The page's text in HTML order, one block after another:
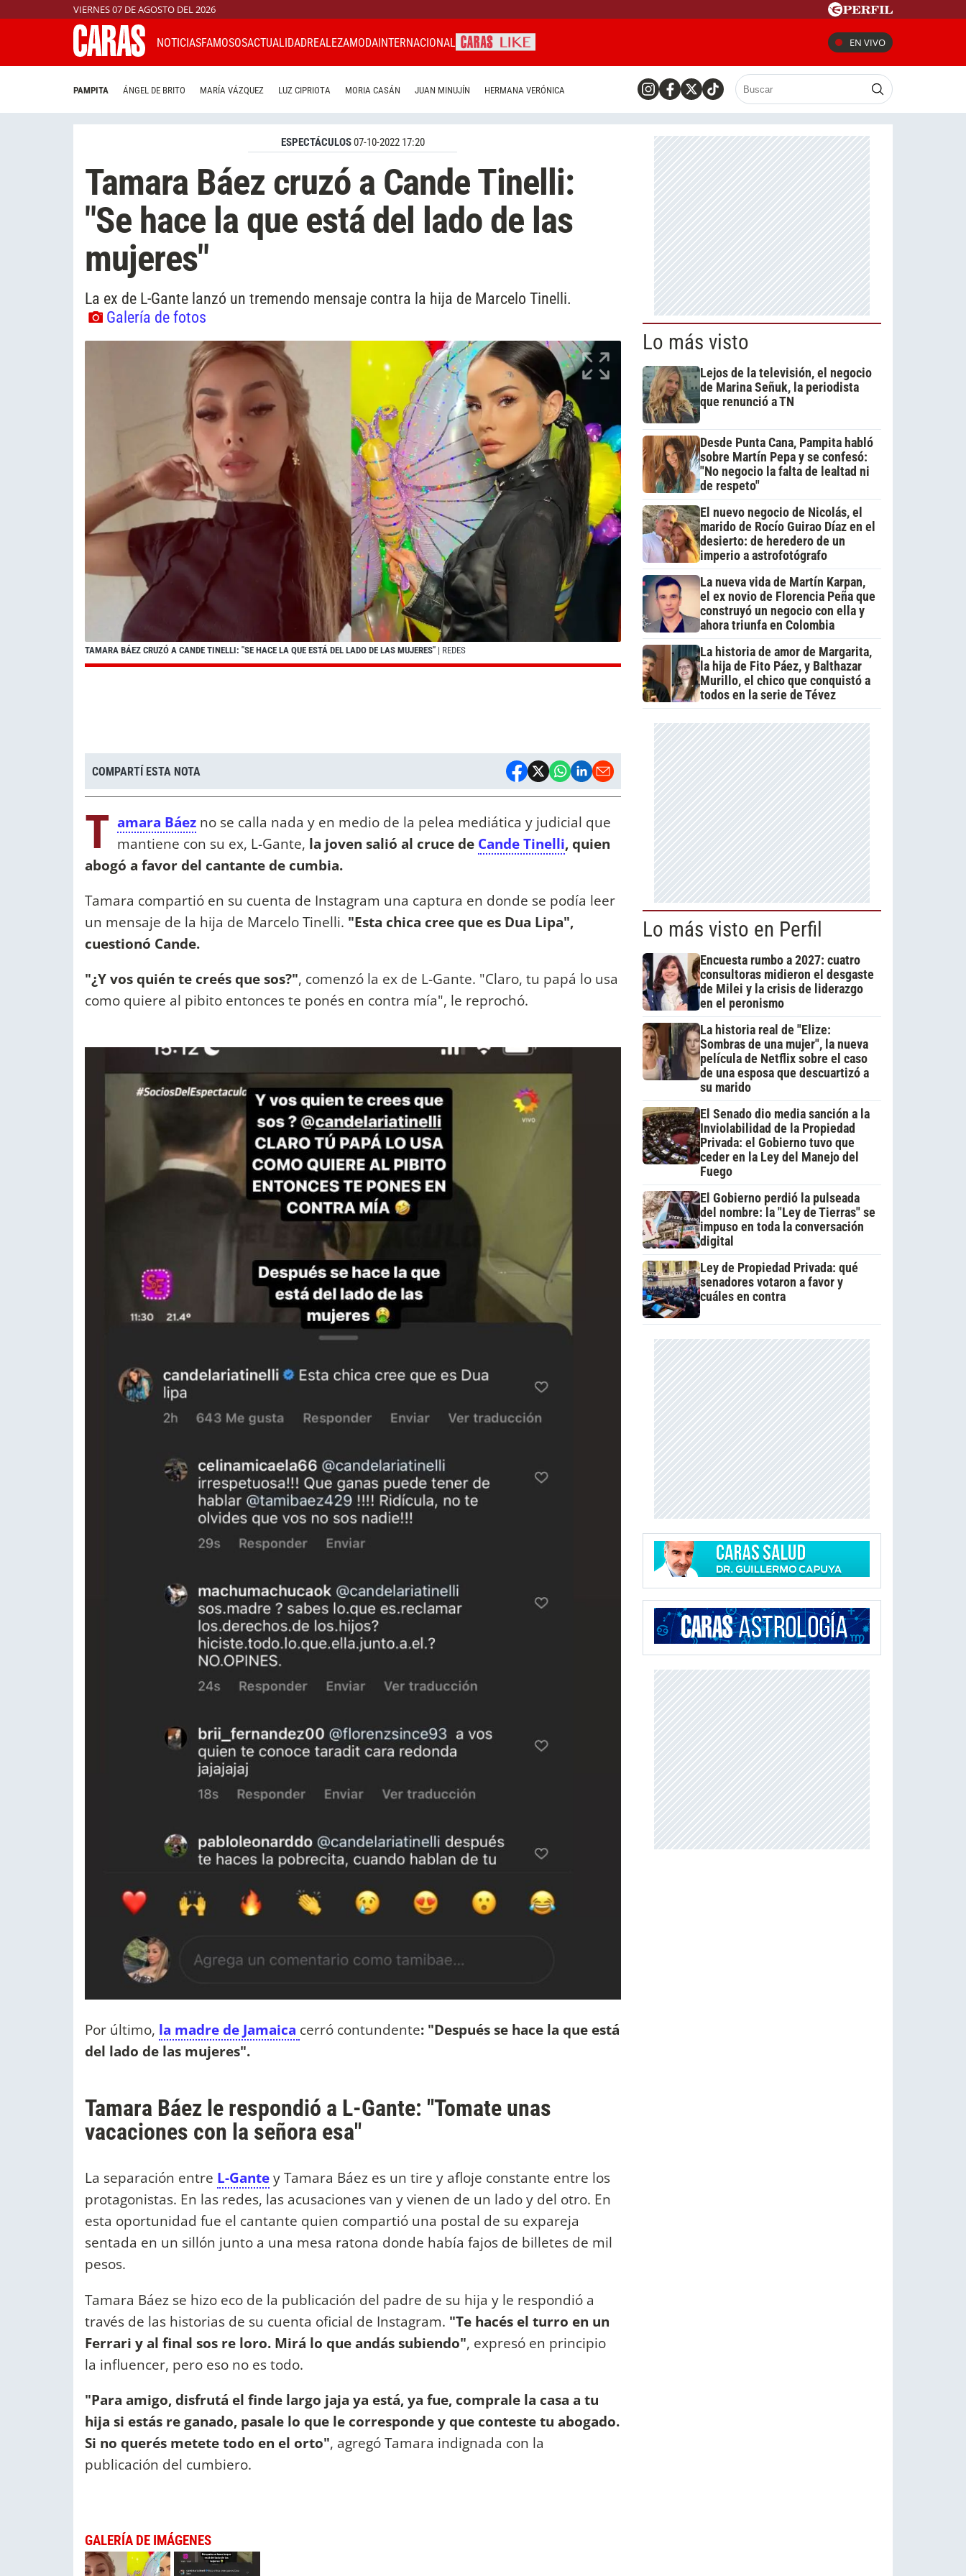
VIERNES 07 DE AGOSTO DEL 2026
NOTICIASFAMOSOSACTUALIDADREALEZAMODAINTERNACIONAL EN VIVO
PAMPITA ÁNGEL DE BRITO MARÍA VÁZQUEZ LUZ CIPRIOTA MORIA CASÁN JUAN MINUJÍN HERMANA VERÓNICA
ESPECTÁCULOS07-10-2022 17:20
Tamara Báez cruzó a Cande Tinelli:
"Se hace la que está del lado de las
mujeres"
La ex de L-Gante lanzó un tremendo mensaje contra la hija de Marcelo Tinelli.
Galería de fotos
TAMARA BÁEZ CRUZÓ A CANDE TINELLI: "SE HACE LA QUE ESTÁ DEL LADO DE LAS MUJERES" | REDES
COMPARTÍ ESTA NOTA
T amara Báez no se calla nada y en medio de la pelea mediática y judicial que
mantiene con su ex, L-Gante, la joven salió al cruce de Cande Tinelli, quien
abogó a favor del cantante de cumbia.
Tamara compartió en su cuenta de Instagram una captura en donde se podía leer
un mensaje de la hija de Marcelo Tinelli. "Esta chica cree que es Dua Lipa",
cuestionó Cande.
"¿Y vos quién te creés que sos?", comenzó la ex de L-Gante. "Claro, tu papá lo usa
como quiere al pibito entonces te ponés en contra mía", le reprochó.
Por último, la madre de Jamaica cerró contundente: "Después se hace la que está
del lado de las mujeres".
Tamara Báez le respondió a L-Gante: "Tomate unas
vacaciones con la señora esa"
La separación entre L-Gantey Tamara Báez es un tire y afloje constante entre los
protagonistas. En las redes, las acusaciones van y vienen de un lado y del otro. En
esta oportunidad fue el cantante quien compartió una postal de su expareja
sentada en un sillón junto a una mesa ratona donde había fajos de billetes de mil
pesos.
Tamara Báez se hizo eco de la publicación del padre de su hija y le respondió a
través de las historias de su cuenta oficial de Instagram. "Te hacés el turro en un
Ferrari y al final sos re loro. Mirá lo que andás subiendo", expresó en principio
la influencer, pero eso no es todo.
"Para amigo, disfrutá el finde largo jaja ya está, ya fue, comprale la casa a tu
hija si estás re ganado, pasale lo que le corresponde y que conteste tu abogado.
Si no querés metete todo en el orto", agregó Tamara indignada con la
publicación del cumbiero.
GALERÍA DE IMÁGENES
Lo más visto
Lejos de la televisión, el negocio
de Marina Señuk, la periodista
que renunció a TN
Desde Punta Cana, Pampita habló
sobre Martín Pepa y se confesó:
"No negocio la falta de lealtad ni
de respeto"
El nuevo negocio de Nicolás, el
marido de Rocío Guirao Díaz en el
desierto: de heredero de un
imperio a astrofotógrafo
La nueva vida de Martín Karpan,
el ex novio de Florencia Peña que
construyó un negocio con ella y
ahora triunfa en Colombia
La historia de amor de Margarita,
la hija de Fito Páez, y Balthazar
Murillo, el chico que conquistó a
todos en la serie de Tévez
Lo más visto en Perfil
Encuesta rumbo a 2027: cuatro
consultoras midieron el desgaste
de Milei y la crisis de liderazgo
en el peronismo
La historia real de "Elize:
Sombras de una mujer", la nueva
película de Netflix sobre el caso
de una esposa que descuartizó a
su marido
El Senado dio media sanción a la
Inviolabilidad de la Propiedad
Privada: el Gobierno tuvo que
ceder en la Ley del Manejo del
Fuego
El Gobierno perdió la pulseada
del nombre: la "Ley de Tierras" se
impuso en toda la conversación
digital
Ley de Propiedad Privada: qué
senadores votaron a favor y
cuáles en contra